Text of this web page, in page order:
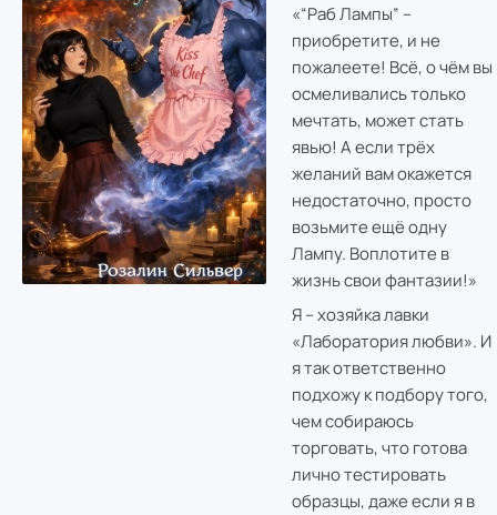
«“Раб Лампы” –
приобретите, и не
пожалеете! Всё, о чём вы
осмеливались только
мечтать, может стать
явью! А если трёх
желаний вам окажется
недостаточно, просто
возьмите ещё одну
Лампу. Воплотите в
жизнь свои фантазии!»
Я – хозяйка лавки
«Лаборатория любви». И
я так ответственно
подхожу к подбору того,
чем собираюсь
торговать, что готова
лично тестировать
образцы, даже если я в